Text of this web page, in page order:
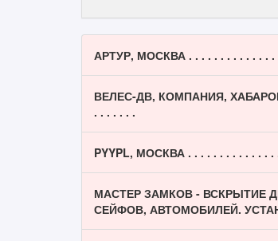
АРТУР, МОСКВА . . . . . . . . . . . . . .
ВЕЛЕС-ДВ, КОМПАНИЯ,
. . . . . . .
PYYPL, МОСКВА . . . . . . . . . . . . . .
МАСТЕР ЗАМКОВ - ВСКРЫТИЕ
СЕЙФОВ, АВТОМОБИЛЕЙ.